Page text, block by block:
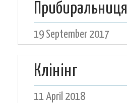
Прибиральниця
19 September 2017
Клінінг
11 April 2018